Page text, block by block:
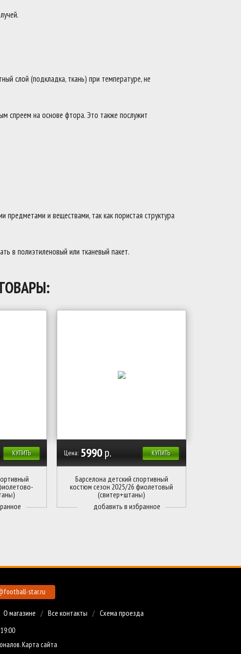
слой (подкладка, ткань) при температуре, не
спреем на основе фтора. Это также послужит
предметами и веществами, так как пористая структура
в полиэтиленовый или тканевый пакет.
КУПИТЬ КУПИТЬ
Цена: 5990р.
Барселона детский спортивный
костюм сезон 2025/26 фиолетовый
(свитер+штаны)
star.ru
О магазине Все контакты Схема проезда
Карта сайта